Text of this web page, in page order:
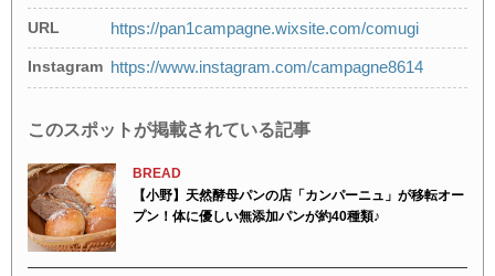
URL https://pan1campagne.wixsite.com/comugi
Instagram https://www.instagram.com/campagne8614
このスポットが掲載されている記事
BREAD
【小野】天然酵母パンの店「カンパーニュ」が移転オー
プン！体に優しい無添加パンが約40種類♪